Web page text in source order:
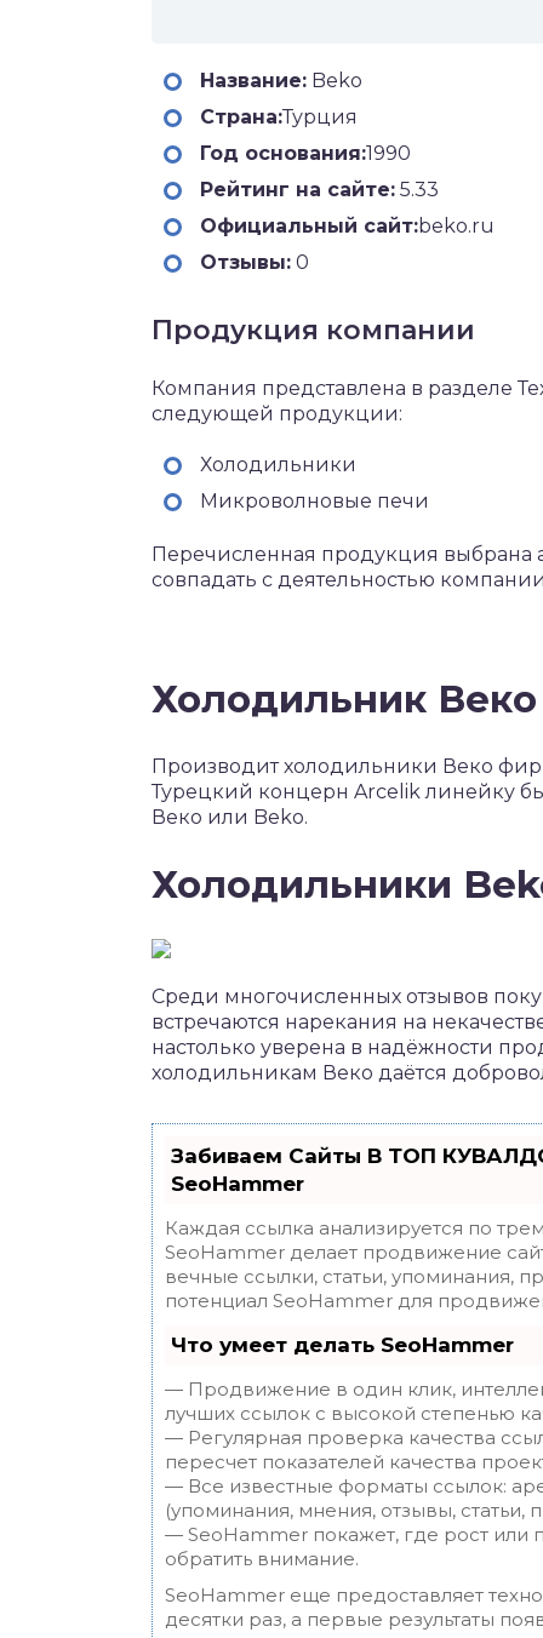
Название: Beko
Страна:Турция
Год основания:1990
Рейтинг на сайте: 5.33
Официальный сайт:beko.ru
Отзывы: 0
Продукция компании
Компания представлена в разделе
следующей продукции:
Холодильники
Микроволновые печи
Перечисленная продукция выбрана
совпадать с деятельностью
Холодильник
Производит холодильники Веко
Турецкий концерн Arcelik линейку
Веко или Beko.
Холодильники
Среди многочисленных отзывов
встречаются нарекания на
настолько уверена в надёжности
холодильникам Веко даётся
Забиваем Сайты В ТОП
SeoHammer
Каждая ссылка анализируется по
SeoHammer делает продвижение
вечные ссылки, статьи, упоминания,
потенциал SeoHammer для
Что умеет делать SeoHammer
— Продвижение в один клик,
лучших ссылок с высокой степенью
— Регулярная проверка качества
пересчет показателей качества
— Все известные форматы ссылок:
(упоминания, мнения, отзывы, статьи,
— SeoHammer покажет, где рост или
обратить внимание.
SeoHammer еще предоставляет
десятки раз, а первые результаты